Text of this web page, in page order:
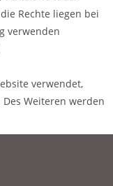
Rechte liegen bei
verwenden
verwendet,
Weiteren werden